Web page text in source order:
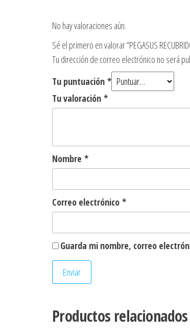
No hay valoraciones aún.
Sé el primero en valorar “PEGASUS
Tu dirección de correo electrónico no será
Tu puntuación *
Tu valoración *
Nombre *
Correo electrónico *
Guarda mi nombre, correo
Productos relacionados